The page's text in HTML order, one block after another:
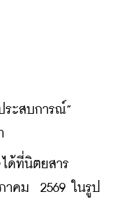
ระสบการณ์”
ด้ที่นิตยสาร
คม  2569 ในรูป